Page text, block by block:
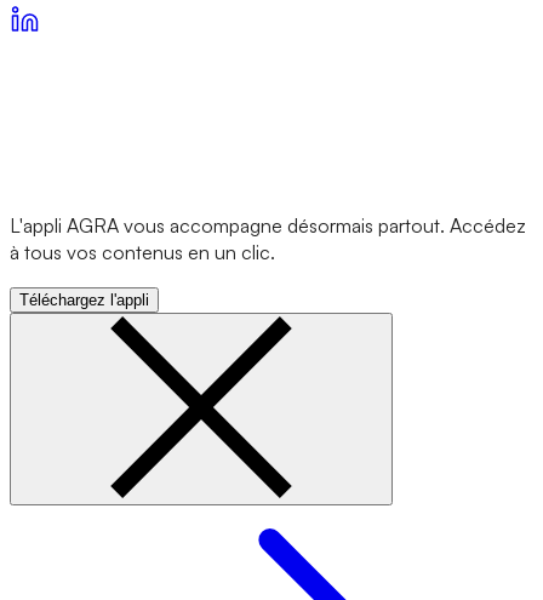
L'appli AGRA vous accompagne désormais partout. Accédez
à tous vos contenus en un clic.
Téléchargez l'appli